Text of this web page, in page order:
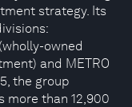
strategy. Its
owned
and METRO
the group
more than 12,900